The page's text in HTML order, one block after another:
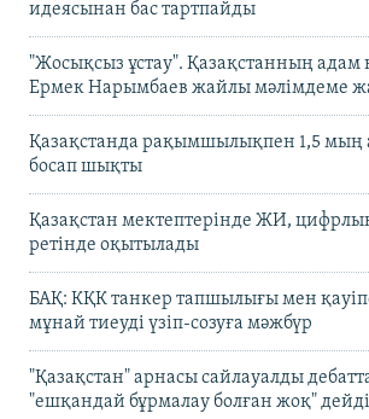
идеясынан бас тартпайды
"Жосықсыз ұстау". Қазақстанның
Ермек Нарымбаев жайлы мәлімдеме
Қазақстанда рақымшылықпен 1,5 мың
босап шықты
Қазақстан мектептерінде ЖИ, цифрлық
ретінде оқытылады
БАҚ: КҚК танкер тапшылығы мен
мұнай тиеуді үзіп-созуға мәжбүр
"Қазақстан" арнасы сайлауалды
"ешқандай бұрмалау болған жоқ" дейді